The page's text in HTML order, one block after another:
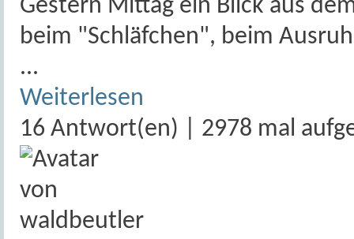
Gestern Mittag ein Blick aus
beim "Schläfchen", beim
...
Weiterlesen
16 Antwort(en) | 2978 mal